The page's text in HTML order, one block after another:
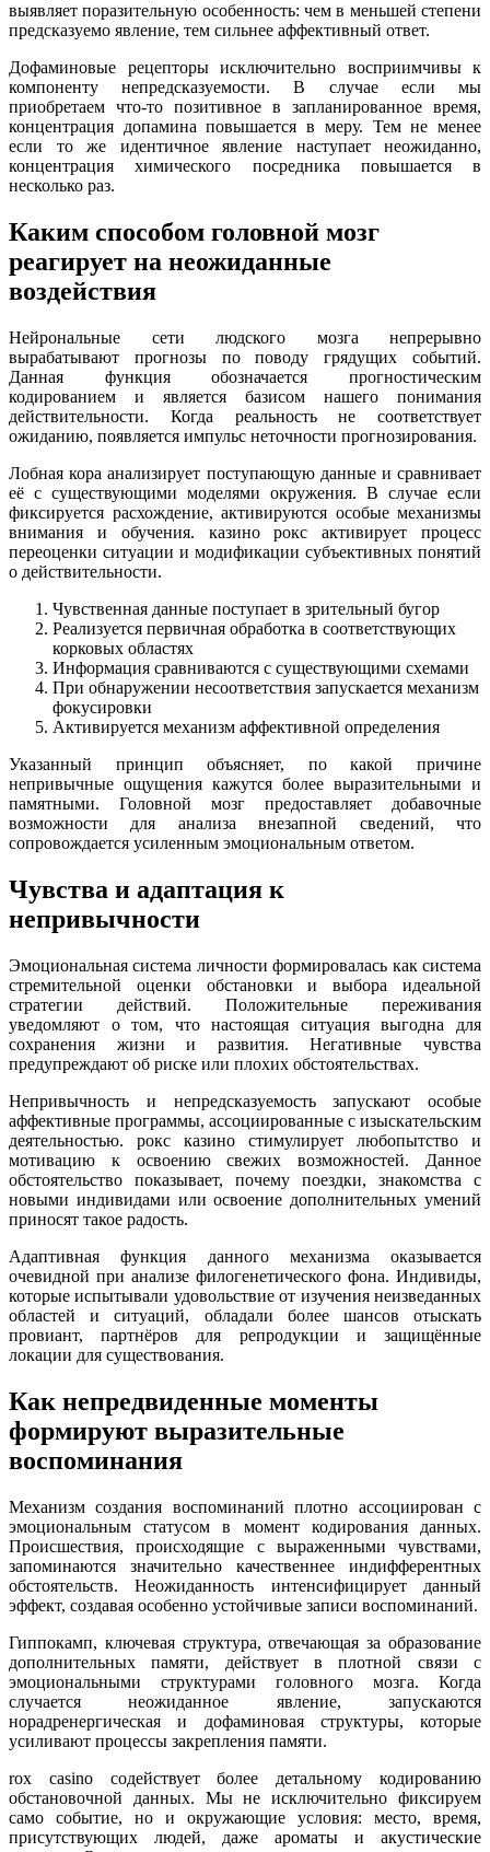
выявляет поразительную особенность: чем в меньшей степени
предсказуемо явление, тем сильнее аффективный ответ.
Дофаминовые рецепторы исключительно восприимчивы к
компоненту непредсказуемости. В случае если мы
приобретаем что-то позитивное в запланированное время,
концентрация допамина повышается в меру. Тем не менее
если то же идентичное явление наступает неожиданно,
концентрация химического посредника повышается в
несколько раз.
Каким способом головной мозг
реагирует на неожиданные
воздействия
Нейрональные сети людского мозга непрерывно
вырабатывают прогнозы по поводу грядущих событий.
Данная функция обозначается прогностическим
кодированием и является базисом нашего понимания
действительности. Когда реальность не соответствует
ожиданию, появляется импульс неточности прогнозирования.
Лобная кора анализирует поступающую данные и сравнивает
её с существующими моделями окружения. В случае если
фиксируется расхождение, активируются особые механизмы
внимания и обучения. казино рокс активирует процесс
переоценки ситуации и модификации субъективных понятий
о действительности.
Чувственная данные поступает в зрительный бугор
Реализуется первичная обработка в соответствующих
корковых областях
Информация сравниваются с существующими схемами
При обнаружении несоответствия запускается механизм
фокусировки
Активируется механизм аффективной определения
Указанный принцип объясняет, по какой причине
непривычные ощущения кажутся более выразительными и
памятными. Головной мозг предоставляет добавочные
возможности для анализа внезапной сведений, что
сопровождается усиленным эмоциональным ответом.
Чувства и адаптация к
непривычности
Эмоциональная система личности формировалась как система
стремительной оценки обстановки и выбора идеальной
стратегии действий. Положительные переживания
уведомляют о том, что настоящая ситуация выгодна для
сохранения жизни и развития. Негативные чувства
предупреждают об риске или плохих обстоятельствах.
Непривычность и непредсказуемость запускают особые
аффективные программы, ассоциированные с изыскательским
деятельностью. рокс казино стимулирует любопытство и
мотивацию к освоению свежих возможностей. Данное
обстоятельство показывает, почему поездки, знакомства с
новыми индивидами или освоение дополнительных умений
приносят такое радость.
Адаптивная функция данного механизма оказывается
очевидной при анализе филогенетического фона. Индивиды,
которые испытывали удовольствие от изучения неизведанных
областей и ситуаций, обладали более шансов отыскать
провиант, партнёров для репродукции и защищённые
локации для существования.
Как непредвиденные моменты
формируют выразительные
воспоминания
Механизм создания воспоминаний плотно ассоциирован с
эмоциональным статусом в момент кодирования данных.
Происшествия, происходящие с выраженными чувствами,
запоминаются значительно качественнее индифферентных
обстоятельств. Неожиданность интенсифицирует данный
эффект, создавая особенно устойчивые записи воспоминаний.
Гиппокамп, ключевая структура, отвечающая за образование
дополнительных памяти, действует в плотной связи с
эмоциональными структурами головного мозга. Когда
случается неожиданное явление, запускаются
норадренергическая и дофаминовая структуры, которые
усиливают процессы закрепления памяти.
rox casino содействует более детальному кодированию
обстановочной данных. Мы не исключительно фиксируем
само событие, но и окружающие условия: место, время,
присутствующих людей, даже ароматы и акустические